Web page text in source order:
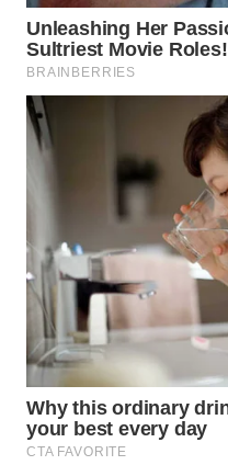
WAHANA
LISTRIK
WAHANA
TRAVEL
WAHANANEWS
ID
WAHANANEWS
WAHANANEWS